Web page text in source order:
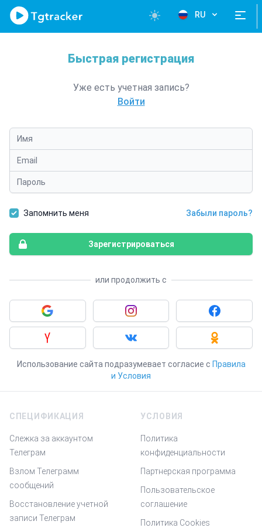
RU Open
Быстрая регистрация
Уже есть учетная запись?
Войти
Имя
Email
Пароль
Запомнить меня Забыли пароль?
Зарегистрироваться
или продолжить с
Войдите с помощью GoogleВойдите с помощью Instagram
Войдите с
Войдите с помощью YandexВойдите с помощью Vkontakte
Войдите с
Использование сайта подразумевает согласие с Правила
и Условия
СПЕЦИФИКАЦИЯ
Слежка за аккаунтом
Телеграм
Взлом Телеграмм
сообщений
Восстановление учетной
записи Телеграм
УСЛОВИЯ
Политика
конфиденциальности
Партнерская программа
Пользовательское
соглашение
Политика Cookies